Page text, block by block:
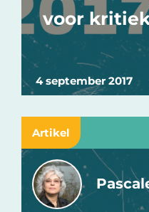
4 september 2017
voor
Artikel